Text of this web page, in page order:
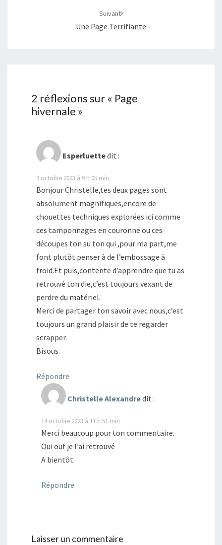
Suivant
Une Page Terrifiante
2 réflexions sur « Page
hivernale »
Esperluettedit :
9 octobre 2023 à 9 h 05 min
Bonjour Christelle,tes deux pages sont
absolument magnifiques,encore de
chouettes techniques explorées ici comme
ces tamponnages en couronne ou ces
découpes ton su ton qui ,pour ma part,me
font plutôt penser à de l’embossage à
froid.Et puis,contente d’apprendre que tu as
retrouvé ton die,c’est toujours vexant de
perdre du matériel.
Merci de partager ton savoir avec nous,c’est
toujours un grand plaisir de te regarder
scrapper.
Bisous.
Répondre
Christelle Alexandredit :
14 octobre 2023 à 11 h 51 min
Merci beaucoup pour ton commentaire.
Oui ouf je l’ai retrouvé
A bientôt
Répondre
Laisser un commentaire